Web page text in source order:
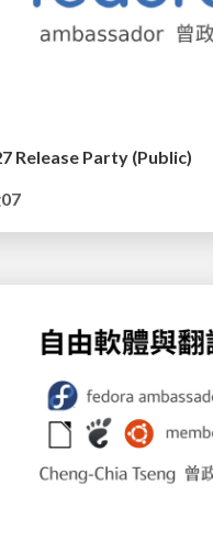
Release Party (Public)